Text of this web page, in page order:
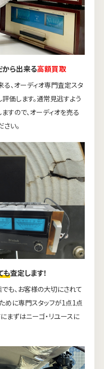
から出来る高額買取
、オーディオ専門査定スタ
価します。通常見逃すよう
すので、オーディオを売る
い。
も査定します！
も、お客様の大切にされて
めに専門スタッフが1点1点
まずはニーゴ・リユースに